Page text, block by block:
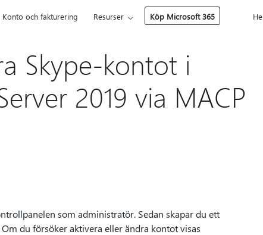
Konto och fakturering Resurser Köp Microsoft 365
Skype-kontot i
2019 via MACP
som administratör. Sedan skapar du ett
du försöker aktivera eller ändra kontot visas